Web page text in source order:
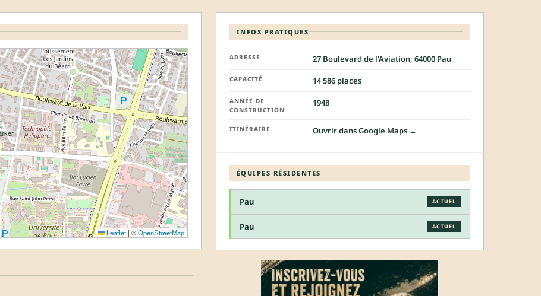
Leaflet | ©OpenStreetMap
INFOS PRATIQUES
ADRESSE 27 Boulevard de l'Aviation, 64000 Pau
CAPACITÉ 14 586 places
ANNÉE DE
CONSTRUCTION
1948
ITINÉRAIRE Ouvrir dans Google Maps →
ÉQUIPES RÉSIDENTES
Pau ACTUEL
Pau ACTUEL